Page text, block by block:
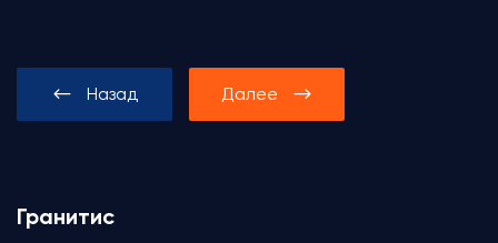
Назад Далее
Гранитис